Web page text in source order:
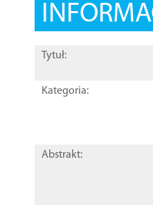
Tytuł:
Kategoria:
Abstrakt: